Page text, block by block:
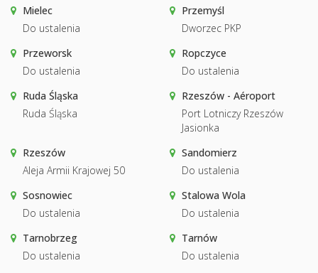
Mielec
Do ustalenia
Przemyśl
Dworzec PKP
Przeworsk
Do ustalenia
Ropczyce
Do ustalenia
Ruda Śląska
Ruda Śląska
Rzeszów - Aéroport
Port Lotniczy Rzeszów
Jasionka
Rzeszów
Aleja Armii Krajowej 50
Sandomierz
Do ustalenia
Sosnowiec
Do ustalenia
Stalowa Wola
Do ustalenia
Tarnobrzeg
Do ustalenia
Tarnów
Do ustalenia